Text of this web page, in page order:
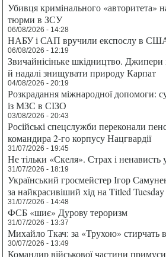
Убивця кримінального «авторитета»
тюрми в ЗСУ
06/08/2026 - 14:28
НАБУ і САП вручили експослу в США
06/08/2026 - 12:19
Звичайнісіньке шкідництво. Джипери
й надалі знищувати природу Карпат
04/08/2026 - 20:19
Розкрадання міжнародної допомоги:
із МЗС в СІЗО
03/08/2026 - 20:43
Російські спецслужби переконали
командира 2-го корпусу Нацгвардії
31/07/2026 - 19:45
Не тільки «Скеля». Страх і
31/07/2026 - 18:19
Український гросмейстер Ігор
за найкрасивіший хід на Titled Tuesday
31/07/2026 - 14:48
ФСБ «шиє» Дурову тероризм
31/07/2026 - 13:37
Михайло Ткач: за «Трухою» стирчать
30/07/2026 - 13:49
Командир військової частини